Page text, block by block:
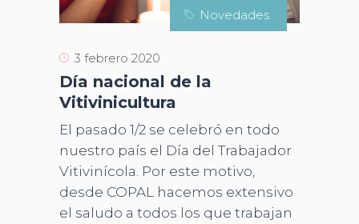
Novedades
3 febrero 2020
Día nacional de la
Vitivinicultura
El pasado 1/2 se celebró en todo
nuestro país el Día del Trabajador
Vitivinícola. Por este motivo,
desde COPAL hacemos extensivo
el saludo a todos los que trabajan